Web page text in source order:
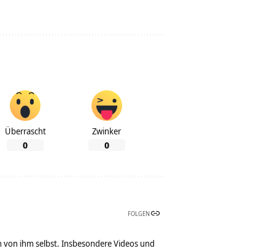
Überrascht
0
Zwinker
0
FOLGEN
ihm selbst. Insbesondere Videos und